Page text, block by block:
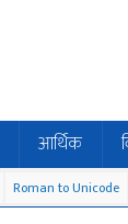
आर्थिक
Roman to Unicode